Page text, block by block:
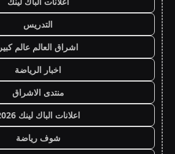
التدريس
اشراق العالم عالم كبير
اخبار الرياضة
منتدى الاشراق
اعلانات الباك لينك 2026
شوف رياضة